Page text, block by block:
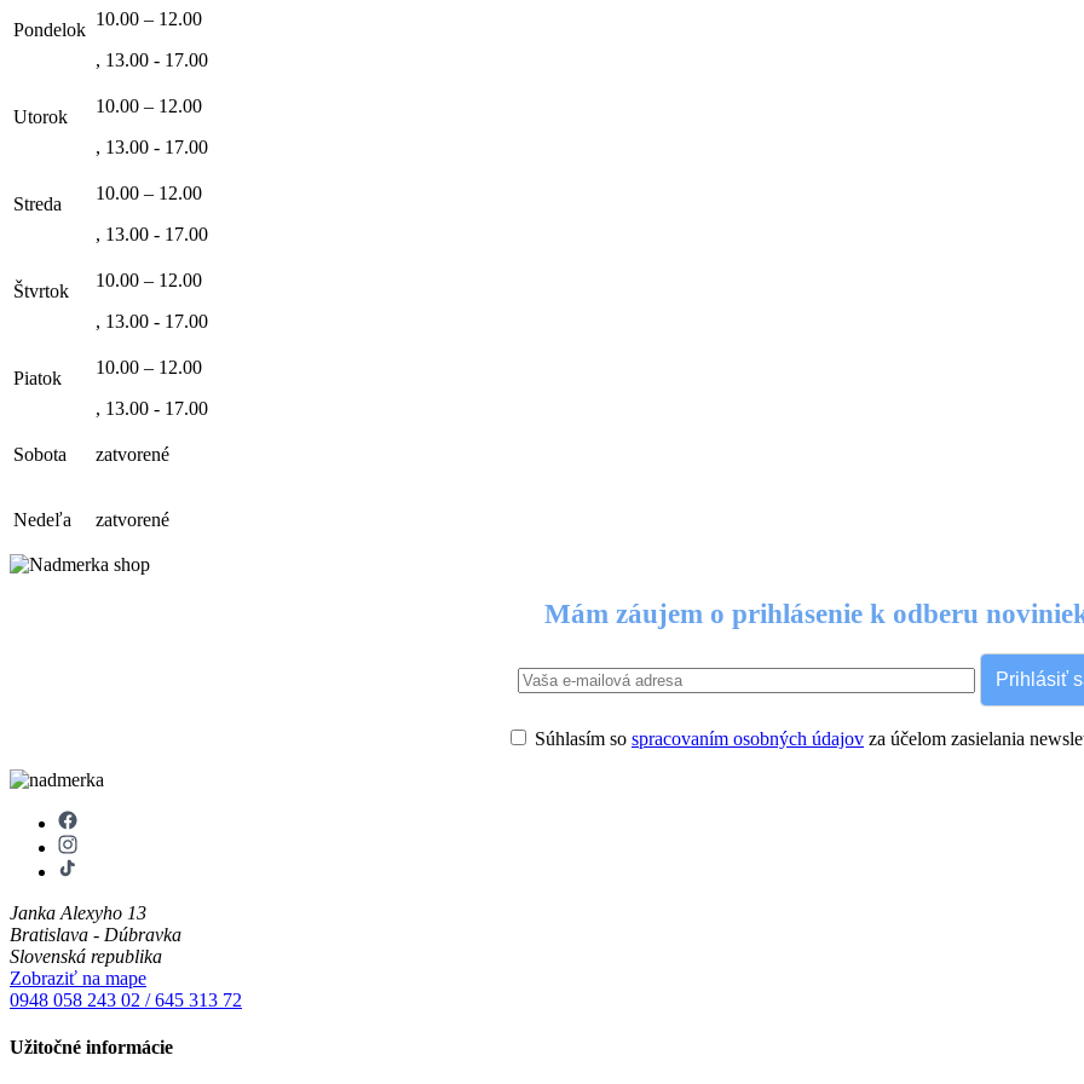
Pondelok
10.00 – 12.00
, 13.00 - 17.00
Utorok
10.00 – 12.00
, 13.00 - 17.00
Streda
10.00 – 12.00
, 13.00 - 17.00
Štvrtok
10.00 – 12.00
, 13.00 - 17.00
Piatok
10.00 – 12.00
, 13.00 - 17.00
Sobota zatvorené
Nedeľa zatvorené
Mám záujem o prihlásenie k odberu
Prihlásiť
Súhlasím so spracovaním osobných údajov za účelom zasielania
Janka Alexyho 13
Bratislava - Dúbravka
Slovenská republika
Zobraziť na mape
0948 058 243 02 / 645 313 72
Užitočné informácie